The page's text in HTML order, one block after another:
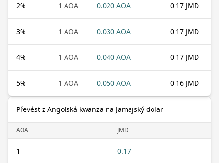
2% 1 AOA 0.020 AOA 0.17 JMD
3% 1 AOA 0.030 AOA 0.17 JMD
4% 1 AOA 0.040 AOA 0.17 JMD
5% 1 AOA 0.050 AOA 0.16 JMD
Převést z Angolská kwanza na Jamajský dolar
AOA JMD
1 0.17